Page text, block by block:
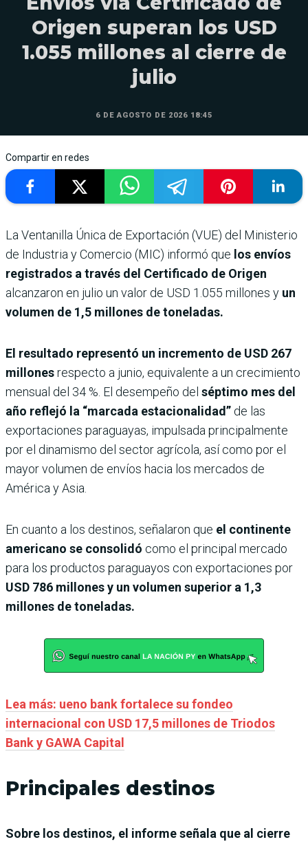
Origen superan los USD
1.055 millones al cierre de
julio
6 DE AGOSTO DE 2026 18:45
Compartir en redes
La Ventanilla Única de Exportación (VUE) del Ministerio
de Industria y Comercio (MIC) informó que los envíos
registrados a través del Certificado de Origen
alcanzaron en julio un valor de USD 1.055 millones y un
volumen de 1,5 millones de toneladas.
El resultado representó un incremento de USD 267
millonesrespecto a junio, equivalente a un crecimiento
mensual del 34 %. El desempeño del séptimo mes del
año reflejó la “marcada estacionalidad” de las
exportaciones paraguayas, impulsada principalmente
por el dinamismo del sector agrícola, así como por el
mayor volumen de envíos hacia los mercados de
América y Asia.
En cuanto a los destinos, señalaron que el continente
americano se consolidó como el principal mercado
para los productos paraguayos con exportaciones por
USD 786 millones y un volumen superior a 1,3
millones de toneladas.
Lea más: ueno bank fortalece su fondeo
internacional con USD 17,5 millones de Triodos
Bank y GAWA Capital
Principales destinos
Sobre los destinos, el informe señala que al cierre